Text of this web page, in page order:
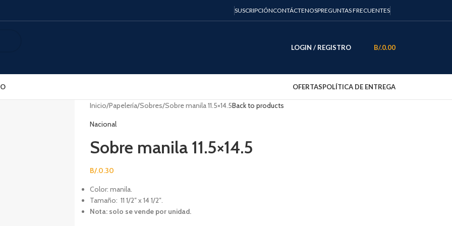
SUSCRIPCIÓNCONTÁCTENOSPREGUNTAS FRECUENTES
LOGIN / REGISTRO B/.0.00
OFERTASPOLÍTICA DE ENTREGA
Inicio Papelería Sobres Sobre manila 11.5×14.5Back to products
Nacional
Sobre manila 11.5×14.5
B/.0.30
Color: manila.
Tamaño: 11 1/2″ x 14 1/2″.
Nota: solo se vende por unidad.